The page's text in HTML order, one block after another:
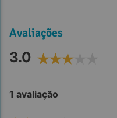
Avaliações
3.0
1 avaliação